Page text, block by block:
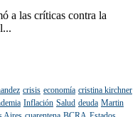
a las críticas contra la
crisis economía cristina kirchner
Inflación Salud deuda Martin